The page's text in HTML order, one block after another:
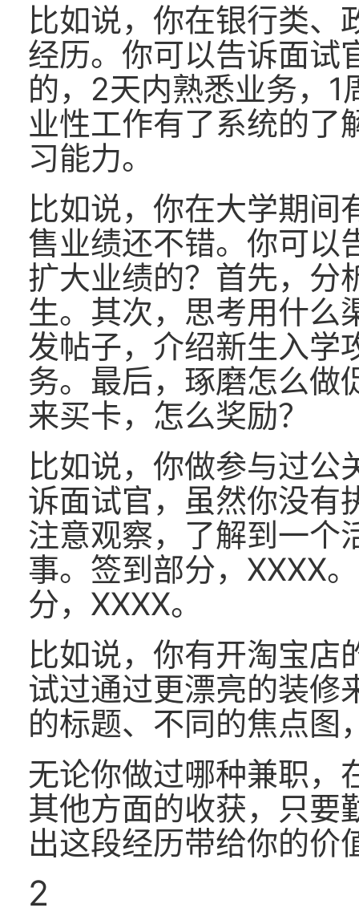
比如说，你在银行类、
经历。你可以告诉面试
的，2天内熟悉业务，
业性工作有了系统的了
习能力。
比如说，你在大学期间
售业绩还不错。你可以
扩大业绩的？首先，分
生。其次，思考用什么
发帖子，介绍新生入学
务。最后，琢磨怎么做
来买卡，怎么奖励？
比如说，你做参与过公
诉面试官，虽然你没有
注意观察，了解到一个
事。签到部分，XXXX
分，XXXX。
比如说，你有开淘宝店
试过通过更漂亮的装修
的标题、不同的焦点图
无论你做过哪种兼职，
其他方面的收获，只要
出这段经历带给你的价
2